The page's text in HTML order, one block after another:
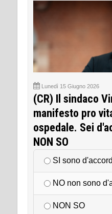
Lunedì 15 Giugno 2026
(CR) Il sindaco
manifesto pro
ospedale. Sei
NON SO
SI sono
NO non sono
NON SO